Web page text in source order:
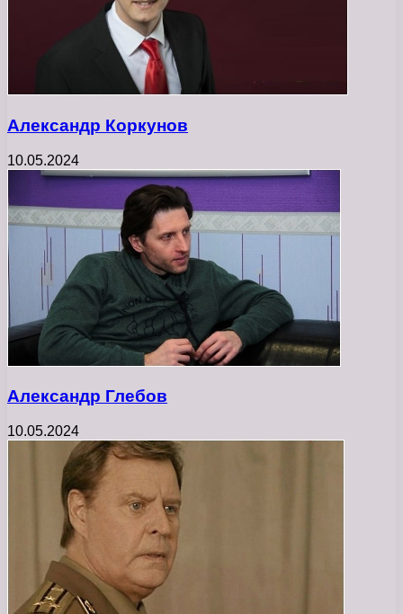
Александр Коркунов
10.05.2024
Александр Глебов
10.05.2024